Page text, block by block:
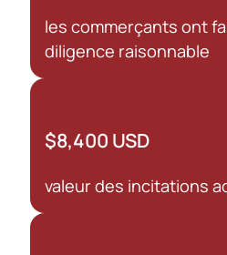
les commerçants ont
diligence raisonnable
$8,400 USD
valeur des incitations